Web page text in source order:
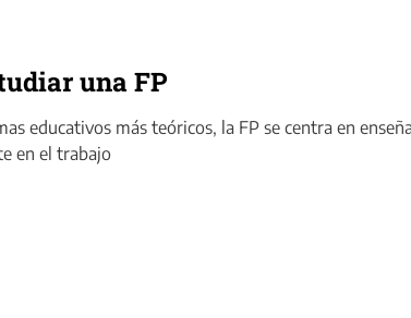
una FP
educativos más teóricos, la FP se centra en
en el trabajo